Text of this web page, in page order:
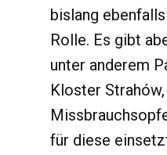
bislang
Rolle. Es gibt
unter anderem
Kloster
für diese